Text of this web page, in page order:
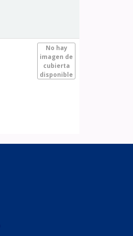
No hay
imagen de
cubierta
disponible